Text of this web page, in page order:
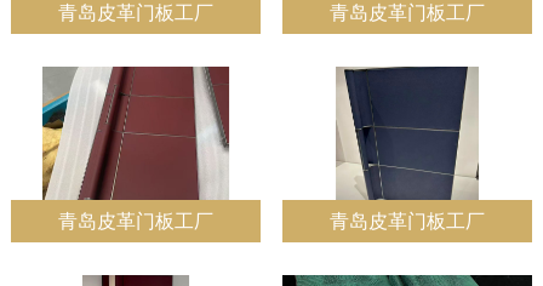
青岛皮革门板工厂 青岛皮革门板工厂
青岛皮革门板工厂 青岛皮革门板工厂